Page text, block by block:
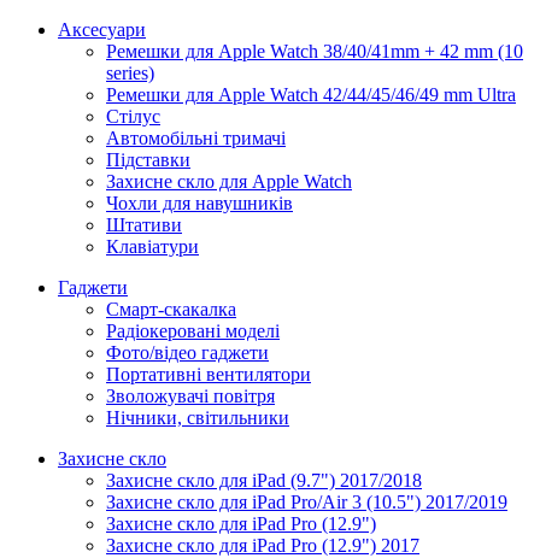
Аксесуари
Ремешки для Apple Watch 38/40/41mm + 42 mm (10
series)
Ремешки для Apple Watch 42/44/45/46/49 mm Ultra
Стілус
Автомобільні тримачі
Підставки
Захисне скло для Apple Watch
Чохли для навушників
Штативи
Клавіатури
Гаджети
Смарт-скакалка
Радіокеровані моделі
Фото/відео гаджети
Портативні вентилятори
Зволожувачі повітря
Нічники, світильники
Захисне скло
Захисне скло для iPad (9.7") 2017/2018
Захисне скло для iPad Pro/Air 3 (10.5") 2017/2019
Захисне скло для iPad Pro (12.9")
Захисне скло для iPad Pro (12.9") 2017